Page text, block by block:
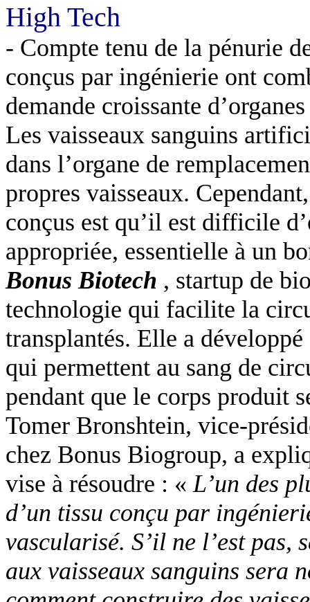
High Tech
- Compte tenu de la pénurie
conçus par ingénierie ont
demande croissante
Les vaisseaux sanguins
dans l’organe de
propres vaisseaux.
conçus est qu’il est difficile
appropriée, essentielle à un
Bonus Biotech , startup de
technologie qui facilite la
transplantés. Elle a
qui permettent au sang de
pendant que le corps produit
Tomer Bronshtein, vice-
chez Bonus Biogroup, a
vise à résoudre : « L’un des
d’un tissu conçu par
vascularisé. S’il ne l’est pas,
aux vaisseaux sanguins sera